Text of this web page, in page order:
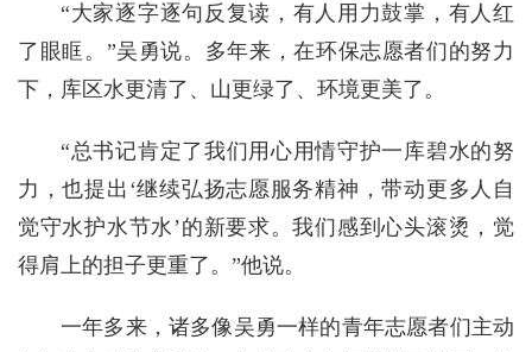
“大家逐字逐句反复读，有人用力鼓掌，有人红
了眼眶。”吴勇说。多年来，在环保志愿者们的努力
下，库区水更清了、山更绿了、环境更美了。
“总书记肯定了我们用心用情守护一库碧水的努
力，也提出‘继续弘扬志愿服务精神，带动更多人自
觉守水护水节水’的新要求。我们感到心头滚烫，觉
得肩上的担子更重了。”他说。
一年多来，诸多像吴勇一样的青年志愿者们主动